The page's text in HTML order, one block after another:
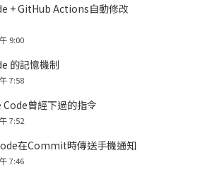
+ GitHub Actions自動修改
9:00
的記憶機制
7:58
Code曾經下過的指令
7:52
在Commit時傳送手機通知
7:46